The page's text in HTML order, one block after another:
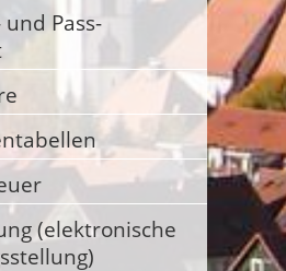
Pass-
(elektronische